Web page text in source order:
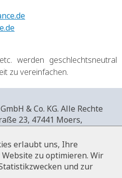
werden geschlechtsneutral
zu vereinfachen.
& Co. KG. Alle Rechte
23, 47441 Moers,
frischeprodukte.de
erlaubt uns, Ihre
zu optimieren. Wir
und zur